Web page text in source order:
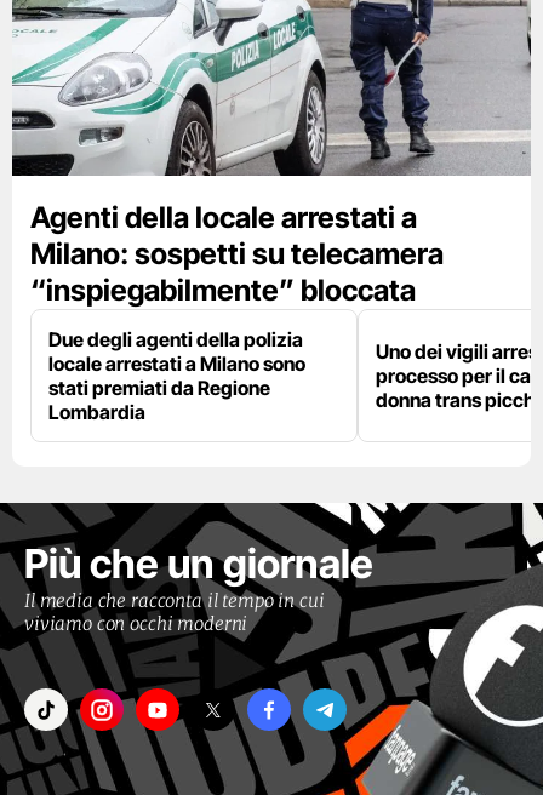
Agenti della locale arrestati a
Milano: sospetti su telecamera
“inspiegabilmente” bloccata
Due degli agenti della polizia
locale arrestati a Milano sono
stati premiati da Regione
Lombardia
Uno dei vigili
processo per il
donna trans
Più che un giornale
Il media che racconta il tempo in cui
viviamo con occhi moderni